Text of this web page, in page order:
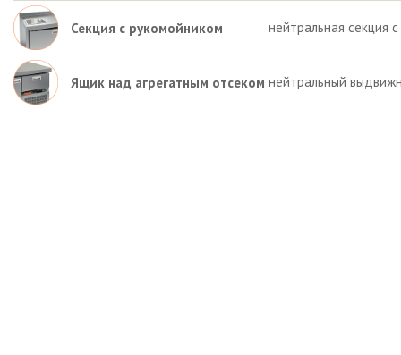
Секция с рукомойником нейтральная секция
Ящик над агрегатным отсеком нейтральный